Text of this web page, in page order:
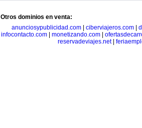
Otros dominios en venta:
anunciosypublicidad.com| ciberviajeros.com|
infocontacto.com
monetizando.com
reservadeviajes.net|